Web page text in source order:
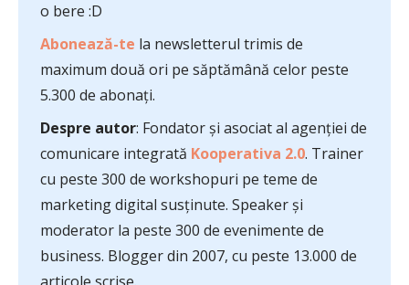
o bere :D
Abonează-te la newsletterul trimis de
maximum două ori pe săptămână celor peste
5.300 de abonați.
Despre autor: Fondator și asociat al agenției de
comunicare integrată Kooperativa 2.0. Trainer
cu peste 300 de workshopuri pe teme de
marketing digital susținute. Speaker și
moderator la peste 300 de evenimente de
business. Blogger din 2007, cu peste 13.000 de